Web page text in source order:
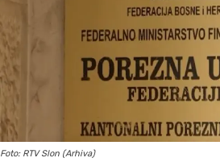
Foto: RTV Slon (Arhiva)